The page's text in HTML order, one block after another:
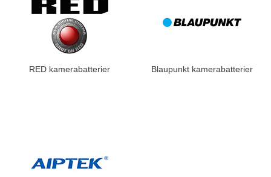
RED kamerabatterier Blaupunkt kamerabatterier